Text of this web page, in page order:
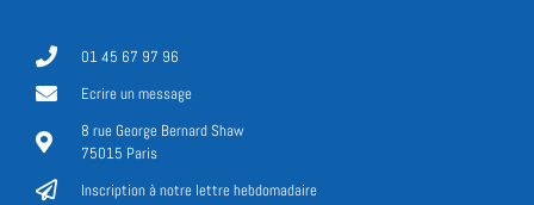
01 45 67 97 96
Ecrire un message
8 rue George Bernard Shaw
75015 Paris
Inscription à notre lettre hebdomadaire